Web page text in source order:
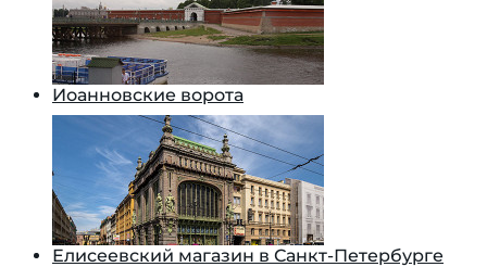
Иоанновские ворота
Елисеевский магазин в Санкт-Петербурге